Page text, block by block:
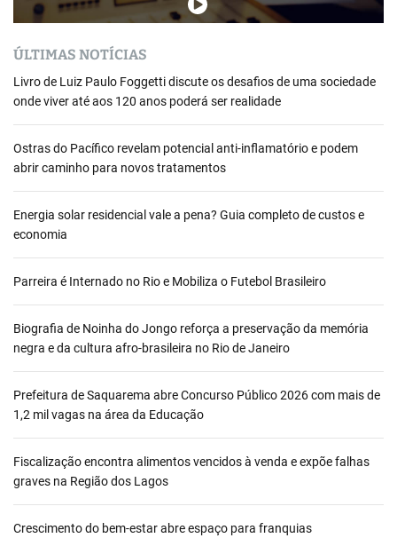
ÚLTIMAS NOTÍCIAS
Livro de Luiz Paulo Foggetti discute os desafios de uma sociedade
onde viver até aos 120 anos poderá ser realidade
Ostras do Pacífico revelam potencial anti-inflamatório e podem
abrir caminho para novos tratamentos
Energia solar residencial vale a pena? Guia completo de custos e
economia
Parreira é Internado no Rio e Mobiliza o Futebol Brasileiro
Biografia de Noinha do Jongo reforça a preservação da memória
negra e da cultura afro-brasileira no Rio de Janeiro
Prefeitura de Saquarema abre Concurso Público 2026 com mais de
1,2 mil vagas na área da Educação
Fiscalização encontra alimentos vencidos à venda e expõe falhas
graves na Região dos Lagos
Crescimento do bem-estar abre espaço para franquias